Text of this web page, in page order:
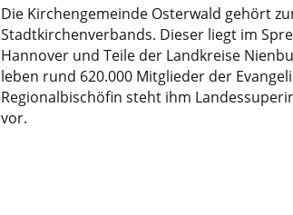
Die Kirchengemeinde Osterwald gehört
Stadtkirchenverbands. Dieser liegt im
Hannover und Teile der Landkreise
leben rund 620.000 Mitglieder der
Regionalbischöfin steht ihm
vor.